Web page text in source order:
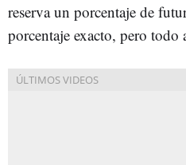
reserva un porcentaje de
porcentaje exacto, pero todo